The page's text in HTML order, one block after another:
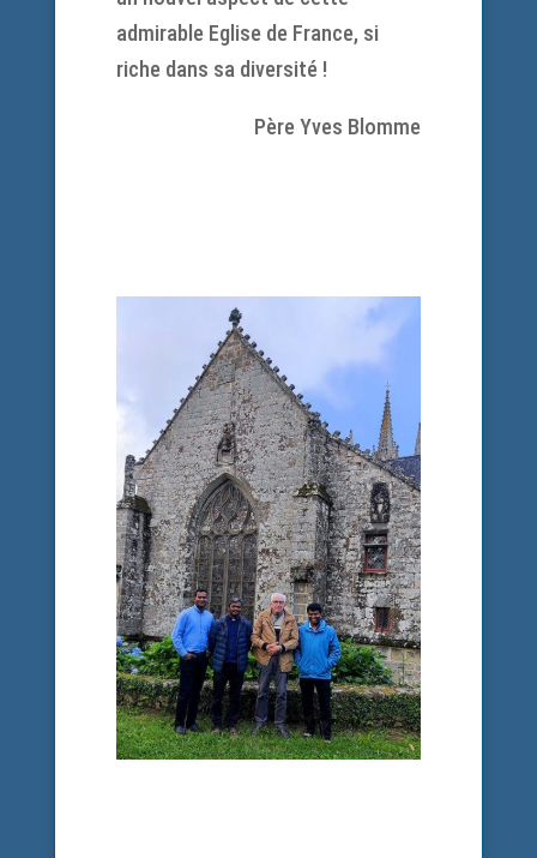
admirable Eglise de France, si
riche dans sa diversité !
Père Yves Blomme